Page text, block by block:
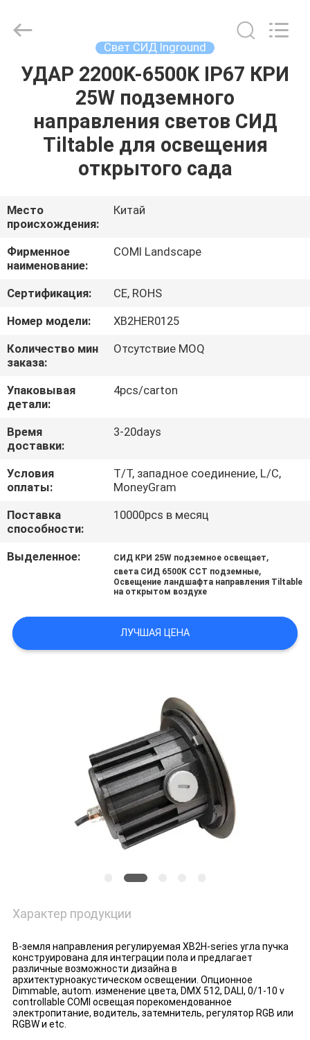
ДОМ
ПРОДУКТЫ
ПУТЕШЕСТВИЕ
ФАБРИКИ
ПРОВЕРКА
КАЧЕСТВА
СВЯЖИТЕСЬ
МЫ
НОВОСТИ
СЛУЧАИ
КАРТА
КОНФИДЕНЦИАЛЬНОСТИ
LIGHTING
LIMITED.
Свет СИД Inground
УДАР 2200K-6500K IP67 КРИ
25W подземного
направления светов СИД
Tiltable для освещения
открытого сада
Место
происхождения:
Китай
Фирменное
наименование:
COMI Landscape
Сертификация:
CE, ROHS
Номер модели:
XB2HER0125
Количество мин
заказа:
Отсутствие MOQ
Упаковывая
детали:
4pcs/carton
Время
доставки:
3-20days
Условия
оплаты:
T/T, западное соединение, L/C,
MoneyGram
Поставка
способности:
10000pcs в месяц
Выделенное: СИД КРИ 25W подземное освещает,
света СИД 6500K CCT подземные,
Освещение ландшафта направления Tiltable
на открытом воздухе
ЛУЧШАЯ ЦЕНА
Характер продукции
В-земля направления регулируемая XB2H-series угла пучка
конструирована для интеграции пола и предлагает
различные возможности дизайна в
архитектурноакустическом освещении. Опционное
Dimmable, autom. изменение цвета, DMX 512, DALI, 0/1-10 v
controllable COMI освещая порекомендованное
электропитание, водитель, затемнитель, регулятор RGB или
RGBW и etc.